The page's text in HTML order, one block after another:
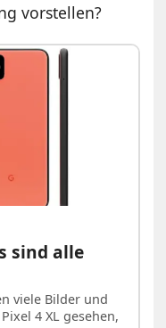
vorstellen?
sind alle
viele Bilder und
4 XL gesehen,